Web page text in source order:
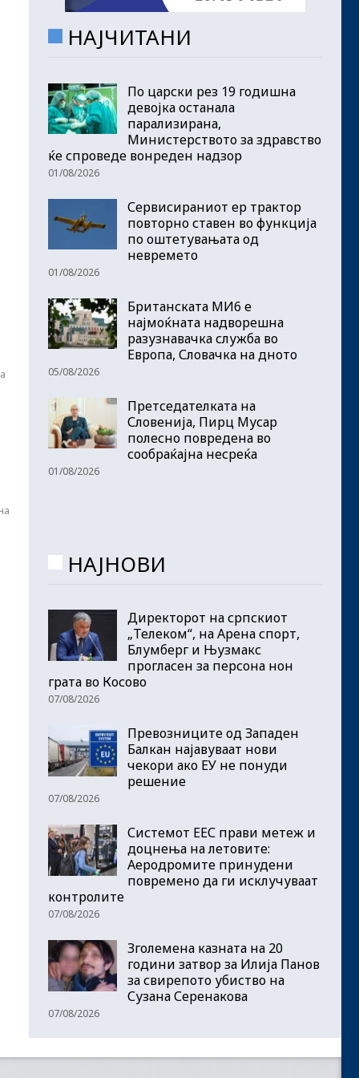
НАЈЧИТАНИ
По царски рез 19 годишна
девојка останала
парализирана,
Министерството за здравство
ќе спроведе вонреден надзор
01/08/2026
Сервисираниот ер трактор
повторно ставен во функција
по оштетувањата од
невремето
01/08/2026
Британската МИ6 е
најмоќната надворешна
разузнавачка служба во
Европа, Словачка на дното
05/08/2026
Претседателката на
Словенија, Пирц Мусар
полесно повредена во
сообраќајна несреќа
01/08/2026
НАЈНОВИ
Директорот на српскиот
„Телеком“, на Арена спорт,
Блумберг и Њузмакс
прогласен за персона нон
грата во Косово
07/08/2026
Превозниците од Западен
Балкан најавуваат нови
чекори ако ЕУ не понуди
решение
07/08/2026
Системот ЕЕС прави метеж и
доцнења на летовите:
Аеродромите принудени
повремено да ги исклучуваат
контролите
07/08/2026
Зголемена казната на 20
години затвор за Илија Панов
за свирепото убиство на
Сузана Серенакова
07/08/2026